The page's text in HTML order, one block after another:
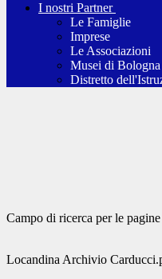
I nostri Partner
Le Famiglie
Imprese
Le Associazioni
Musei di
Distretto
Campo di ricerca per le
Locandina Archivio